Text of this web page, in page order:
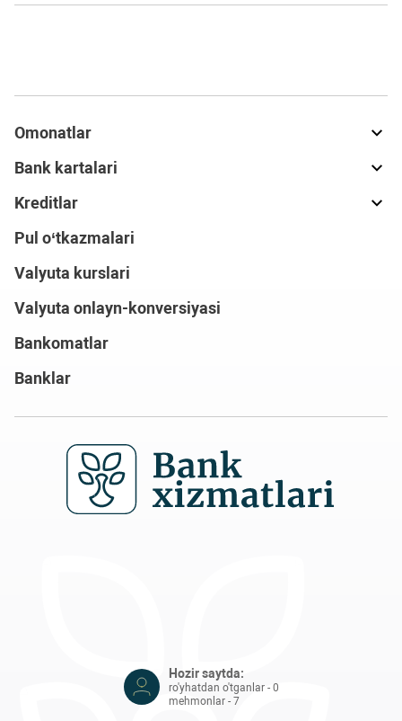
Omonatlar
Bank kartalari
Kreditlar
Pul o‘tkazmalari
Valyuta kurslari
Valyuta onlayn-konversiyasi
Bankomatlar
Banklar
ro'yhatdan o'tganlar - 0
mehmonlar - 7